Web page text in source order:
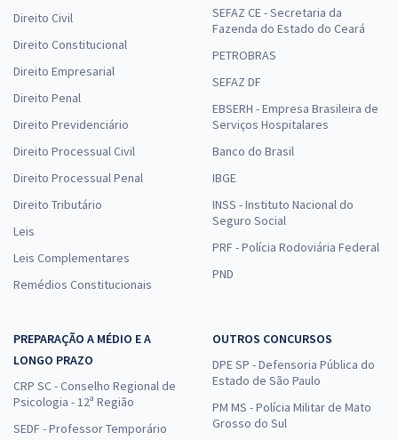
Direito Civil
Direito Constitucional
Direito Empresarial
Direito Penal
Direito Previdenciário
Direito Processual Civil
Direito Processual Penal
Direito Tributário
Leis
Leis Complementares
Remédios Constitucionais
SEFAZ CE - Secretaria da
Fazenda do Estado do Ceará
PETROBRAS
SEFAZ DF
EBSERH - Empresa Brasileira de
Serviços Hospitalares
Banco do Brasil
IBGE
INSS - Instituto Nacional do
Seguro Social
PRF - Polícia Rodoviária Federal
PND
PREPARAÇÃO A MÉDIO E A
LONGO PRAZO
CRP SC - Conselho Regional de
Psicologia - 12ª Região
SEDF - Professor Temporário
OUTROS CONCURSOS
DPE SP - Defensoria Pública do
Estado de São Paulo
PM MS - Polícia Militar de Mato
Grosso do Sul